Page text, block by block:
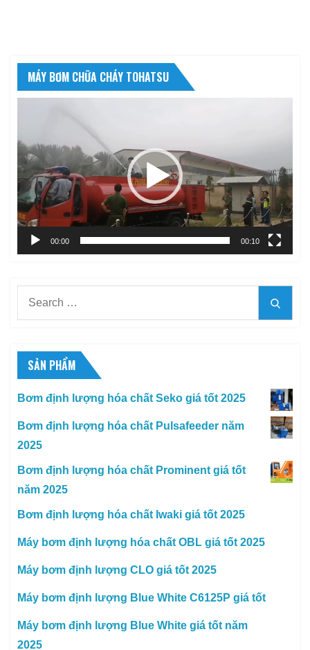
MÁY BƠM CHỮA CHÁY TOHATSU
Video
00:00 00:10
SẢN PHẨM
Bơm định lượng hóa chất Seko giá tốt 2025
Bơm định lượng hóa chất Pulsafeeder năm
2025
Bơm định lượng hóa chất Prominent giá tốt
năm 2025
Bơm định lượng hóa chất Iwaki giá tốt 2025
Máy bơm định lượng hóa chất OBL giá tốt 2025
Máy bơm định lượng CLO giá tốt 2025
Máy bơm định lượng Blue White C6125P giá tốt
Máy bơm định lượng Blue White giá tốt năm
2025